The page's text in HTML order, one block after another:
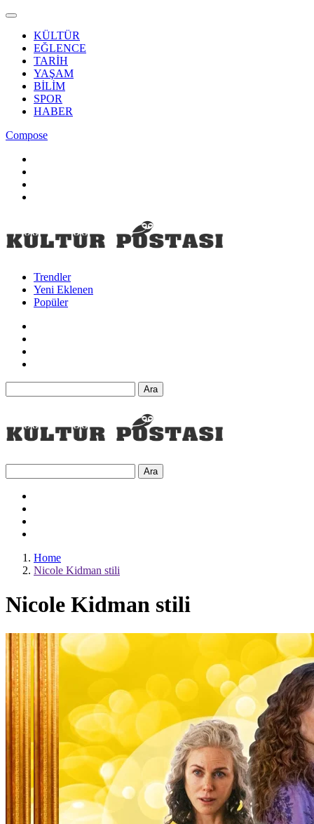
KÜLTÜR
EĞLENCE
TARİH
YAŞAM
BİLİM
SPOR
HABER
Compose
Trendler
Yeni Eklenen
Popüler
Ara
Ara
Home
Nicole Kidman stili
Nicole Kidman stili